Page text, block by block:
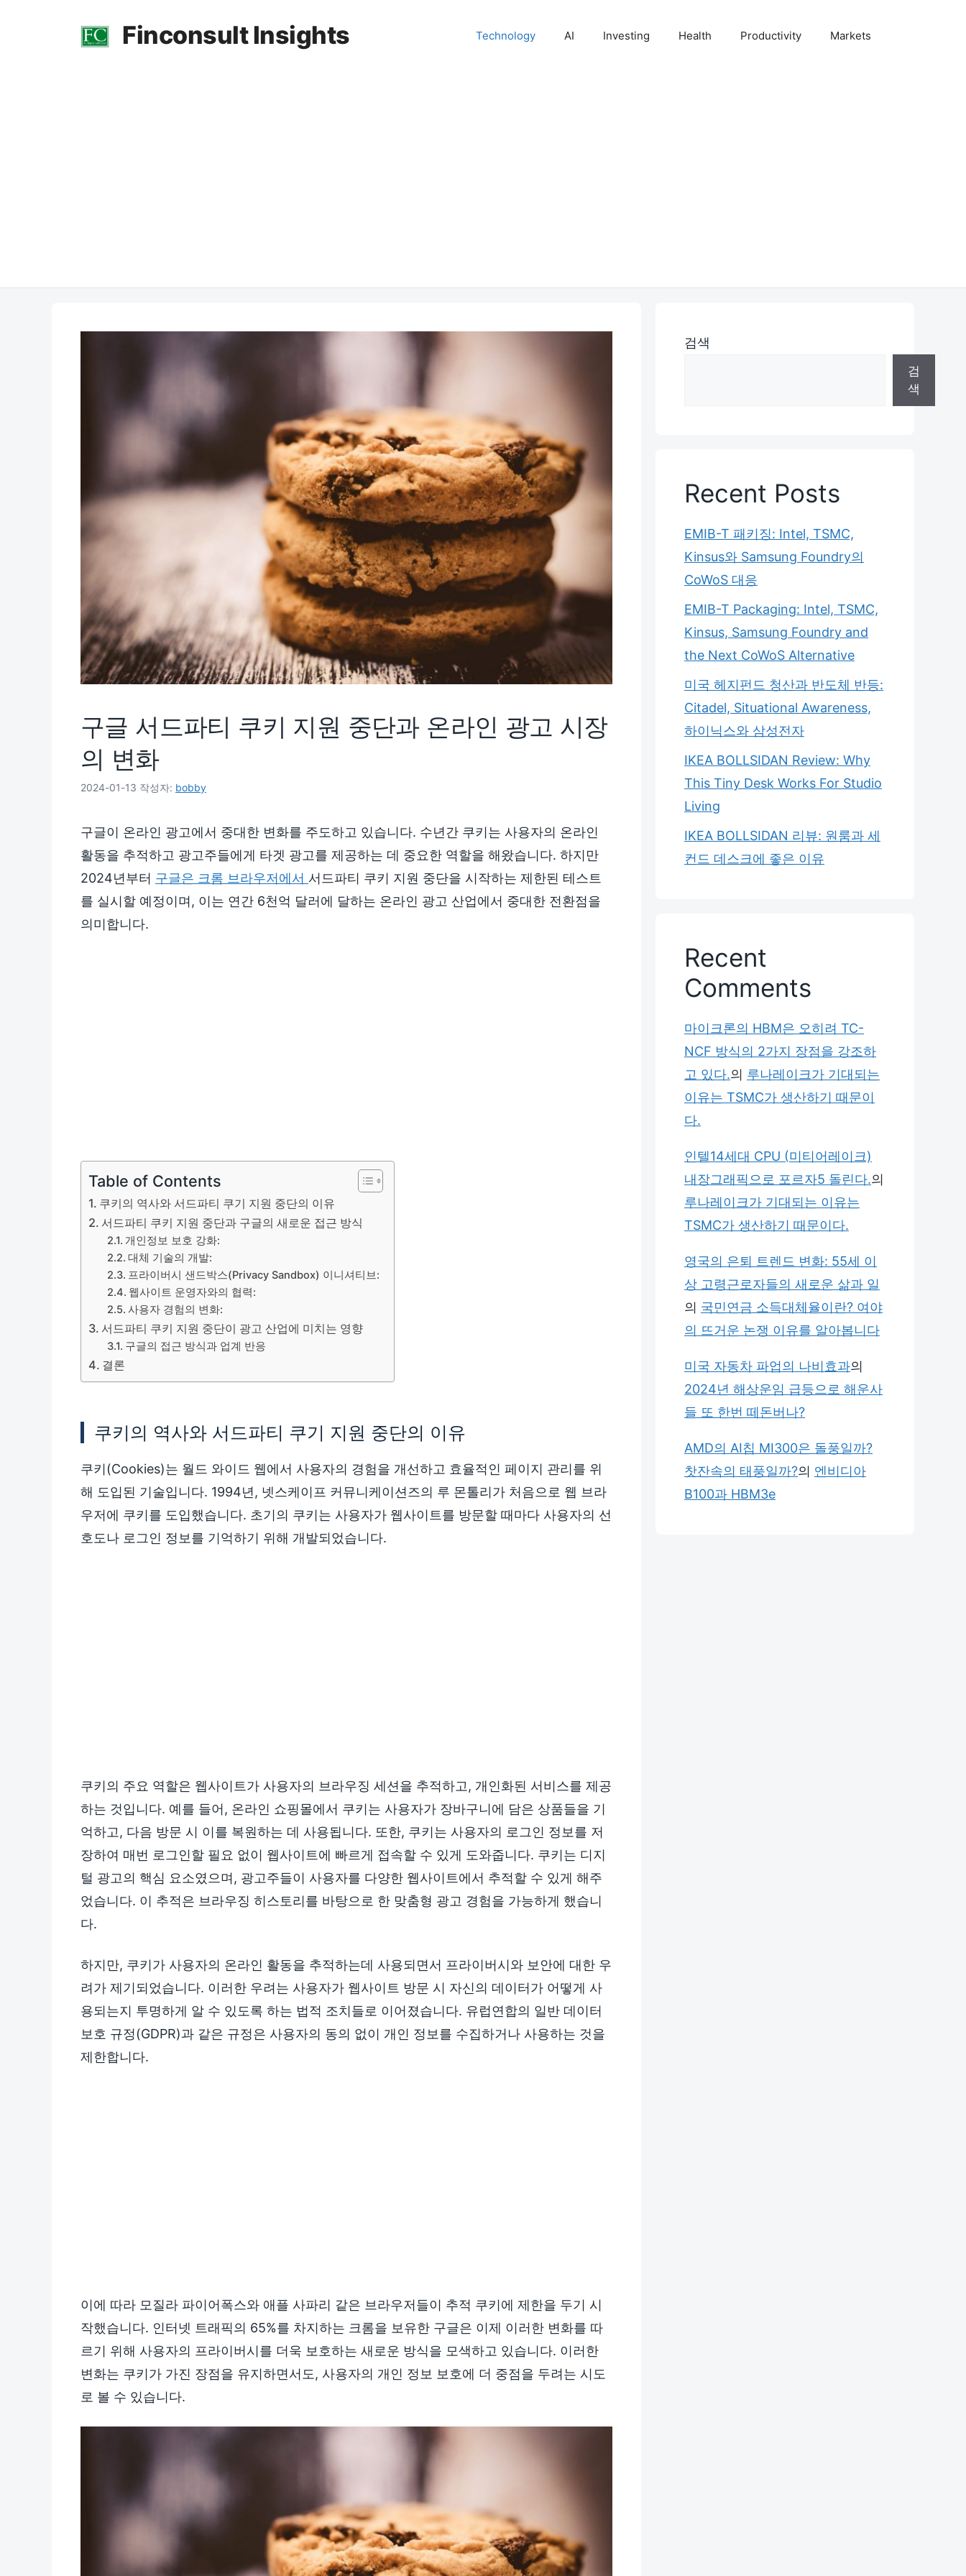
Finconsult Insights Technology AI Investing Health Productivity Markets
구글 서드파티 쿠키 지원 중단과 온라인 광고 시장
의 변화
2024-01-13 작성자: bobby
구글이 온라인 광고에서 중대한 변화를 주도하고 있습니다. 수년간 쿠키는 사용자의 온라인
활동을 추적하고 광고주들에게 타겟 광고를 제공하는 데 중요한 역할을 해왔습니다. 하지만
2024년부터 구글은 크롬 브라우저에서 서드파티 쿠키 지원 중단을 시작하는 제한된 테스트
를 실시할 예정이며, 이는 연간 6천억 달러에 달하는 온라인 광고 산업에서 중대한 전환점을
의미합니다.
Table of Contents
쿠키의 역사와 서드파티 쿠기 지원 중단의 이유
서드파티 쿠키 지원 중단과 구글의 새로운 접근 방식
개인정보 보호 강화:
대체 기술의 개발:
프라이버시 샌드박스(Privacy Sandbox) 이니셔티브:
웹사이트 운영자와의 협력:
사용자 경험의 변화:
서드파티 쿠키 지원 중단이 광고 산업에 미치는 영향
구글의 접근 방식과 업계 반응
결론
쿠키의 역사와 서드파티 쿠기 지원 중단의 이유
쿠키(Cookies)는 월드 와이드 웹에서 사용자의 경험을 개선하고 효율적인 페이지 관리를 위
해 도입된 기술입니다. 1994년, 넷스케이프 커뮤니케이션즈의 루 몬톨리가 처음으로 웹 브라
우저에 쿠키를 도입했습니다. 초기의 쿠키는 사용자가 웹사이트를 방문할 때마다 사용자의 선
호도나 로그인 정보를 기억하기 위해 개발되었습니다.
쿠키의 주요 역할은 웹사이트가 사용자의 브라우징 세션을 추적하고, 개인화된 서비스를 제공
하는 것입니다. 예를 들어, 온라인 쇼핑몰에서 쿠키는 사용자가 장바구니에 담은 상품들을 기
억하고, 다음 방문 시 이를 복원하는 데 사용됩니다. 또한, 쿠키는 사용자의 로그인 정보를 저
장하여 매번 로그인할 필요 없이 웹사이트에 빠르게 접속할 수 있게 도와줍니다. 쿠키는 디지
털 광고의 핵심 요소였으며, 광고주들이 사용자를 다양한 웹사이트에서 추적할 수 있게 해주
었습니다. 이 추적은 브라우징 히스토리를 바탕으로 한 맞춤형 광고 경험을 가능하게 했습니
다.
하지만, 쿠키가 사용자의 온라인 활동을 추적하는데 사용되면서 프라이버시와 보안에 대한 우
려가 제기되었습니다. 이러한 우려는 사용자가 웹사이트 방문 시 자신의 데이터가 어떻게 사
용되는지 투명하게 알 수 있도록 하는 법적 조치들로 이어졌습니다. 유럽연합의 일반 데이터
보호 규정(GDPR)과 같은 규정은 사용자의 동의 없이 개인 정보를 수집하거나 사용하는 것을
제한합니다.
이에 따라 모질라 파이어폭스와 애플 사파리 같은 브라우저들이 추적 쿠키에 제한을 두기 시
작했습니다. 인터넷 트래픽의 65%를 차지하는 크롬을 보유한 구글은 이제 이러한 변화를 따
르기 위해 사용자의 프라이버시를 더욱 보호하는 새로운 방식을 모색하고 있습니다. 이러한
변화는 쿠키가 가진 장점을 유지하면서도, 사용자의 개인 정보 보호에 더 중점을 두려는 시도
로 볼 수 있습니다.
검색
검
색
Recent Posts
EMIB-T 패키징: Intel, TSMC,
Kinsus와 Samsung Foundry의
CoWoS 대응
EMIB-T Packaging: Intel, TSMC,
Kinsus, Samsung Foundry and
the Next CoWoS Alternative
미국 헤지펀드 청산과 반도체 반등:
Citadel, Situational Awareness,
하이닉스와 삼성전자
IKEA BOLLSIDAN Review: Why
This Tiny Desk Works For Studio
Living
IKEA BOLLSIDAN 리뷰: 원룸과 세
컨드 데스크에 좋은 이유
Recent
Comments
마이크론의 HBM은 오히려 TC-
NCF 방식의 2가지 장점을 강조하
고 있다.의 루나레이크가 기대되는
이유는 TSMC가 생산하기 때문이
다.
인텔14세대 CPU (미티어레이크)
내장그래픽으로 포르자5 돌린다.의
루나레이크가 기대되는 이유는
TSMC가 생산하기 때문이다.
영국의 은퇴 트렌드 변화: 55세 이
상 고령근로자들의 새로운 삶과 일
의 국민연금 소득대체율이란? 여야
의 뜨거운 논쟁 이유를 알아봅니다
미국 자동차 파업의 나비효과의
2024년 해상운임 급등으로 해운사
들 또 한번 떼돈버나?
AMD의 AI칩 MI300은 돌풍일까?
찻잔속의 태풍일까?의 엔비디아
B100과 HBM3e